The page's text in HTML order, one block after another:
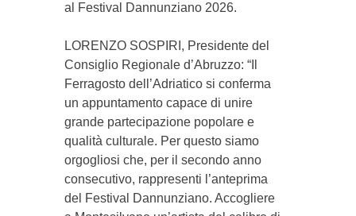
al Festival Dannunziano 2026.
LORENZO SOSPIRI, Presidente del
Consiglio Regionale d’Abruzzo: “Il
Ferragosto dell’Adriatico si conferma
un appuntamento capace di unire
grande partecipazione popolare e
qualità culturale. Per questo siamo
orgogliosi che, per il secondo anno
consecutivo, rappresenti l’anteprima
del Festival Dannunziano. Accogliere